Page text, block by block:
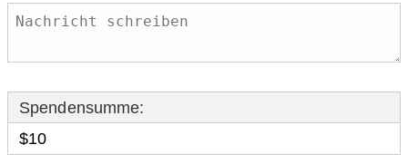
Spendensumme:
$10